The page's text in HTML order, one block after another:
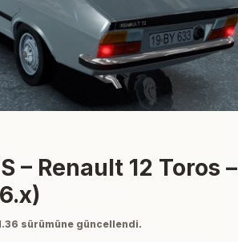
– Renault 12 Toros –
sürümüne güncellendi.